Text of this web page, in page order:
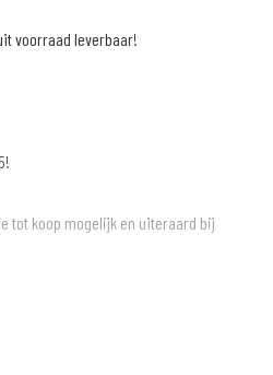
voorraad leverbaar!
tot koop mogelijk en uiteraard bij
merken mogelijk!